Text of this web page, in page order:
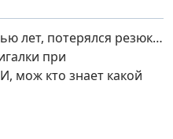
лет, потерялся резюк…
при
мож кто знает какой